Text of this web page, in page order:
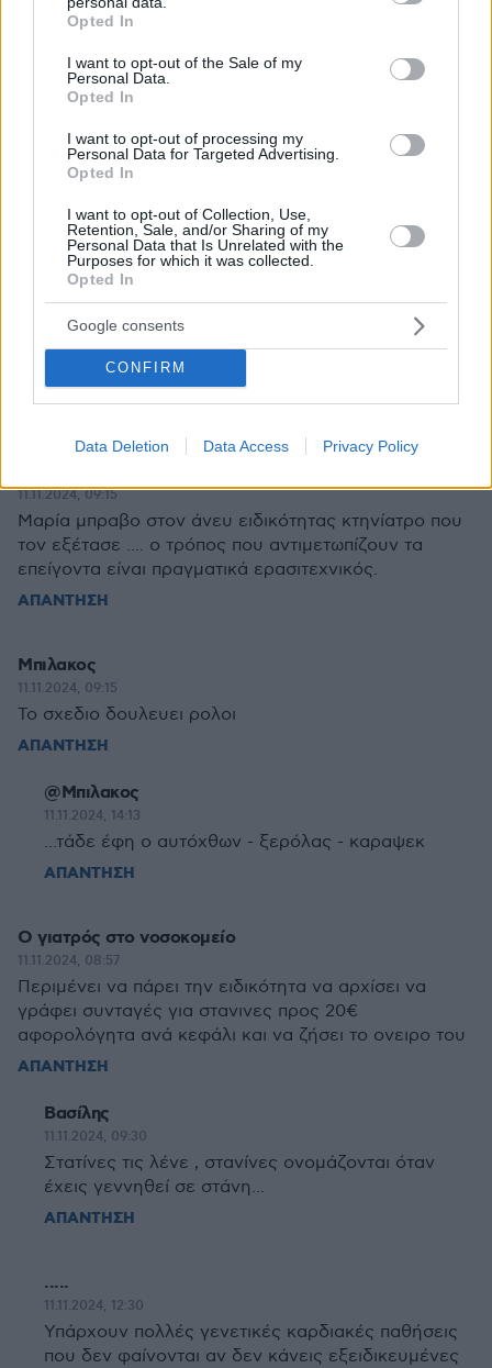
grant or deny consent to Google and its third-party tags to
use your data for below specified purposes in below Google
consent section.
Opted In
I want to opt-out of the Sale of my
Personal Data.
Opted In
I want to opt-out of processing my
Personal Data for Targeted Advertising.
Opted In
I want to opt-out of Collection, Use,
Retention, Sale, and/or Sharing of my
Personal Data that Is Unrelated with the
Purposes for which it was collected.
Opted In
Google consents
CONFIRM
Data Deletion Data Access Privacy Policy
Πάντα συνέβαιναν αυτά
11.11.2024, 13:11
απλά πριν το 2020 δεν υπήρχε το ιντερνετ και δεν
τα μαθαίναμε. Μετά το 2020 που υπάρχει το
ιντερνετ και για 2 χρόνια, ως δια μαγείας κάνεις
δεν πέθαινε από τροχαία, ηλεκτροπληξία, άντε και
από πνιγμό… όλοι πέθαιναν από COVID
ΑΠΑΝΤΗΣΗ
Κανένα εμβόλιο δεν φταίει
11.11.2024, 10:09
Έχετε αναρωτηθεί αν φταίει το εμβόλιο ή απλά αν
φταίει ο ίδιος ο Ιός; Λέω εγώ τώρα
ΑΠΑΝΤΗΣΗ
11.11.2024, 09:15
Μαρία μπραβο στον άνευ ειδικότητας κτηνίατρο που
τον εξέτασε .... ο τρόπος που αντιμετωπίζουν τα
επείγοντα είναι πραγματικά ερασιτεχνικός.
ΑΠΑΝΤΗΣΗ
Μπιλακος
11.11.2024, 09:15
Το σχεδιο δουλευει ρολοι
ΑΠΑΝΤΗΣΗ
@Μπιλακος
11.11.2024, 14:13
...τάδε έφη ο αυτόχθων - ξερόλας - καραψεκ
ΑΠΑΝΤΗΣΗ
Ο γιατρός στο νοσοκομείο
11.11.2024, 08:57
Περιμένει να πάρει την ειδικότητα να αρχίσει να
γράφει συνταγές για στανινες προς 20€
αφορολόγητα ανά κεφάλι και να ζήσει το ονειρο του
ΑΠΑΝΤΗΣΗ
Βασίλης
11.11.2024, 09:30
Στατίνες τις λένε , στανίνες ονομάζονται όταν
έχεις γεννηθεί σε στάνη...
ΑΠΑΝΤΗΣΗ
.....
11.11.2024, 12:30
Υπάρχουν πολλές γενετικές καρδιακές παθήσεις
που δεν φαίνονται αν δεν κάνεις εξειδικευμένες